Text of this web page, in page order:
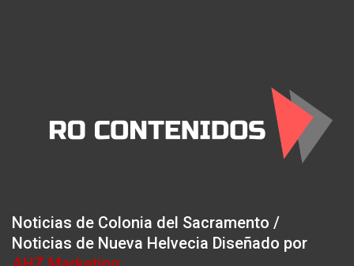
Noticias de Colonia del Sacramento /
Noticias de Nueva Helvecia Diseñado por